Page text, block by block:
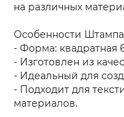
на различных
Особенности
- Форма: квадратная
- Изготовлен из
- Идеальный для
- Подходит для
материалов.